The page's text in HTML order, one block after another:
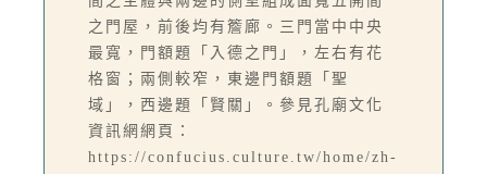
之門屋，前後均有簷廊。三門當中中央
最寬，門額題「入德之門」，左右有花
格窗；兩側較窄，東邊門額題「聖
域」，西邊題「賢關」。參見孔廟文化
資訊網網頁：
https://confucius.culture.tw/home/zh-